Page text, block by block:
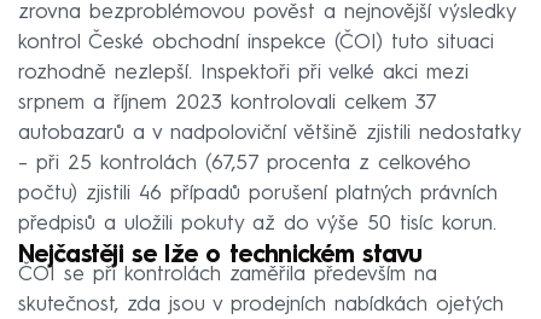
zrovna bezproblémovou pověst a nejnovější výsledky
kontrol České obchodní inspekce (ČOI) tuto situaci
rozhodně nezlepší. Inspektoři při velké akci mezi
srpnem a říjnem 2023 kontrolovali celkem 37
autobazarů a v nadpoloviční většině zjistili nedostatky
– při 25 kontrolách (67,57 procenta z celkového
počtu) zjistili 46 případů porušení platných právních
předpisů a uložili pokuty až do výše 50 tisíc korun.
Nejčastěji se lže o technickém stavu
ČOI se při kontrolách zaměřila především na
skutečnost, zda jsou v prodejních nabídkách ojetých